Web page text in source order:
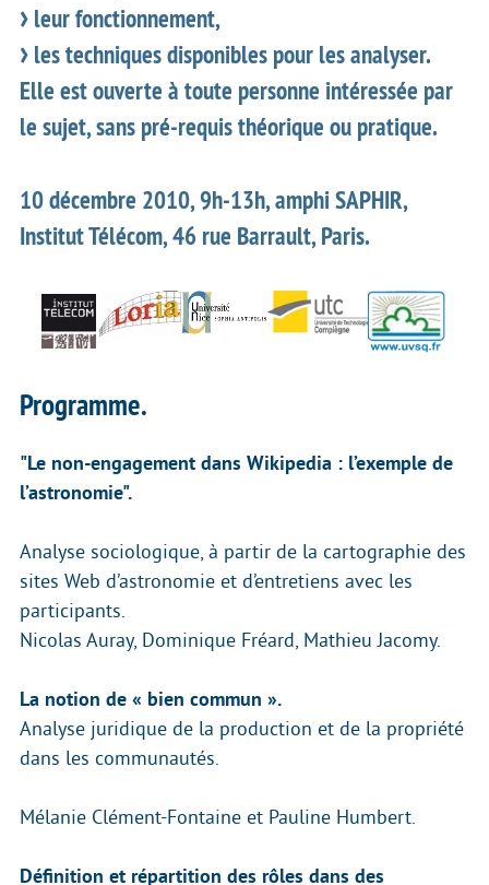
leur fonctionnement,
les techniques disponibles pour les analyser.
Elle est ouverte à toute personne intéressée par
le sujet, sans pré-requis théorique ou pratique.
10 décembre 2010, 9h-13h, amphi SAPHIR,
Institut Télécom, 46 rue Barrault, Paris.
Programme.
"Le non-engagement dans Wikipedia : l’exemple de
l’astronomie".
Analyse sociologique, à partir de la cartographie des
sites Web d’astronomie et d’entretiens avec les
participants.
Nicolas Auray, Dominique Fréard, Mathieu Jacomy.
La notion de « bien commun ».
Analyse juridique de la production et de la propriété
dans les communautés.
Mélanie Clément-Fontaine et Pauline Humbert.
Définition et répartition des rôles dans des